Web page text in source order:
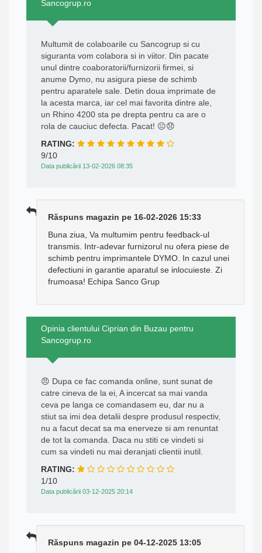
Sancogrup.ro
Multumit de colaboarile cu Sancogrup si cu
siguranta vom colabora si in viitor. Din pacate
unul dintre coaboratorii/furnizorii firmei, si
anume Dymo, nu asigura piese de schimb
pentru aparatele sale. Detin doua imprimate de
la acesta marca, iar cel mai favorita dintre ale,
un Rhino 4200 sta pe drepta pentru ca are o
rola de cauciuc defecta. Pacat! 😐😞
RATING:
9/10
Data publicării 13-02-2026 08:35
Răspuns magazin pe 16-02-2026 15:33
Buna ziua, Va multumim pentru feedback-ul
transmis. Intr-adevar furnizorul nu ofera piese de
schimb pentru imprimantele DYMO. In cazul unei
defectiuni in garantie aparatul se inlocuieste. Zi
frumoasa! Echipa Sanco Grup
Opinia clientului Ciprian din Buzau pentru
Sancogrup.ro
😠 Dupa ce fac comanda online, sunt sunat de
catre cineva de la ei, A incercat sa mai vanda
ceva pe langa ce comandasem eu, dar nu a
stiut sa imi dea detalii despre produsul respectiv,
nu a facut decat sa ma enerveze si am renuntat
de tot la comanda. Daca nu stiti ce vindeti si
cum sa vindeti nu mai deranjati clientii inutil.
RATING:
1/10
Data publicării 03-12-2025 20:14
Răspuns magazin pe 04-12-2025 13:05